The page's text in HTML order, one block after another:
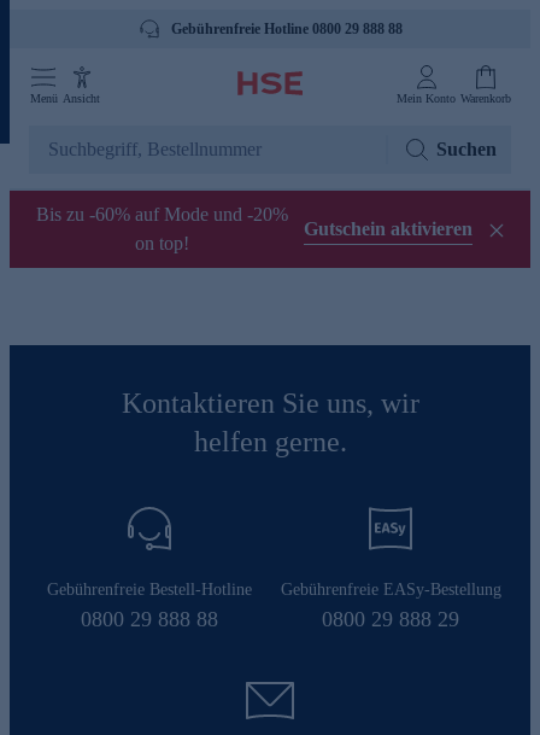
Gebührenfreie Hotline 0800 29 888 88
Menü Ansicht Mein Konto Warenkorb
Suchen
Bis zu -60% auf Mode und -20%
on top!
Gutschein aktivieren
Kontaktieren Sie uns, wir
helfen gerne.
Gebührenfreie Bestell-Hotline
0800 29 888 88
Gebührenfreie EASy-Bestellung
0800 29 888 29